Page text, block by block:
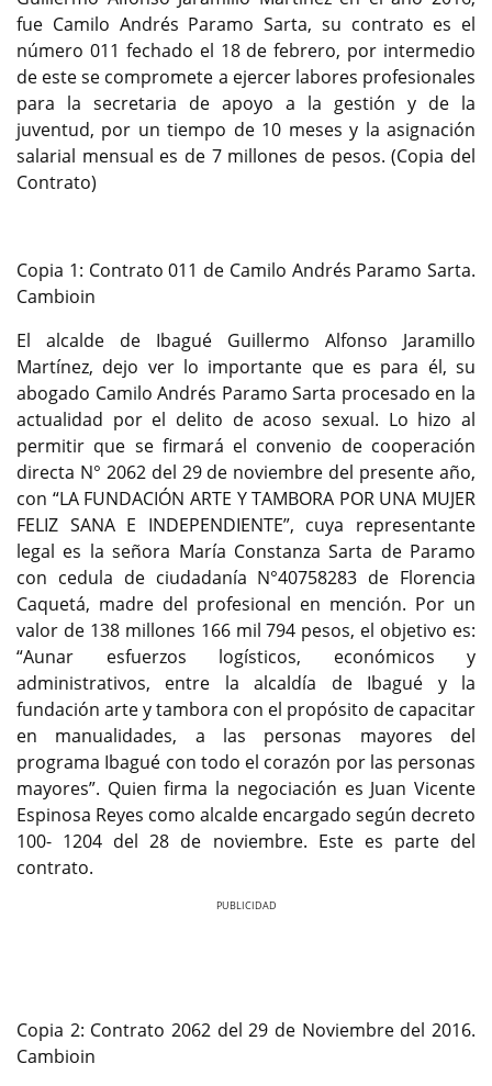
fue Camilo Andrés Paramo Sarta, su contrato es el
número 011 fechado el 18 de febrero, por intermedio
de este se compromete a ejercer labores profesionales
para la secretaria de apoyo a la gestión y de la
juventud, por un tiempo de 10 meses y la asignación
salarial mensual es de 7 millones de pesos. (Copia del
Contrato)
Copia 1: Contrato 011 de Camilo Andrés Paramo Sarta.
Cambioin
El alcalde de Ibagué Guillermo Alfonso Jaramillo
Martínez, dejo ver lo importante que es para él, su
abogado Camilo Andrés Paramo Sarta procesado en la
actualidad por el delito de acoso sexual. Lo hizo al
permitir que se firmará el convenio de cooperación
directa N° 2062 del 29 de noviembre del presente año,
con “LA FUNDACIÓN ARTE Y TAMBORA POR UNA MUJER
FELIZ SANA E INDEPENDIENTE”, cuya representante
legal es la señora María Constanza Sarta de Paramo
con cedula de ciudadanía N°40758283 de Florencia
Caquetá, madre del profesional en mención. Por un
valor de 138 millones 166 mil 794 pesos, el objetivo es:
“Aunar esfuerzos logísticos, económicos y
administrativos, entre la alcaldía de Ibagué y la
fundación arte y tambora con el propósito de capacitar
en manualidades, a las personas mayores del
programa Ibagué con todo el corazón por las personas
mayores”. Quien firma la negociación es Juan Vicente
Espinosa Reyes como alcalde encargado según decreto
100- 1204 del 28 de noviembre. Este es parte del
contrato.
Copia 2: Contrato 2062 del 29 de Noviembre del 2016.
Cambioin